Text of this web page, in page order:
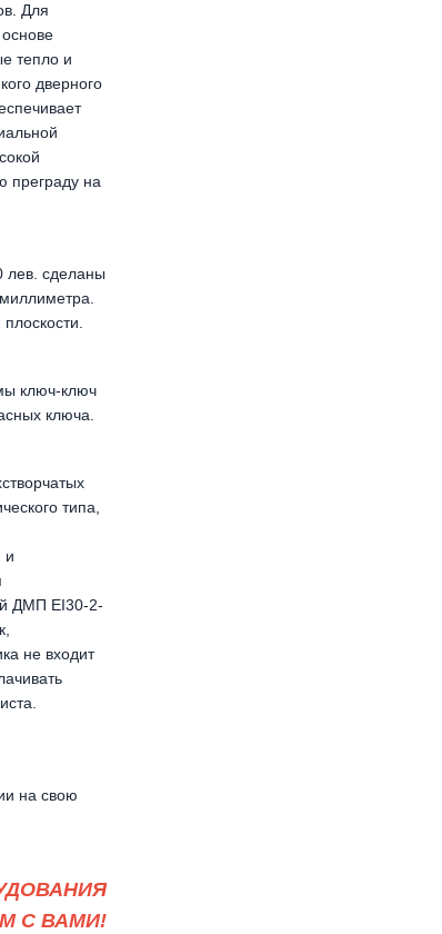
Для
тепло и
дверного
преграду на
лев. сделаны
ключ-ключ
ключа.
типа,
и
ДМП ЕІ30-2-
не входит
на свою
С ВАМИ!